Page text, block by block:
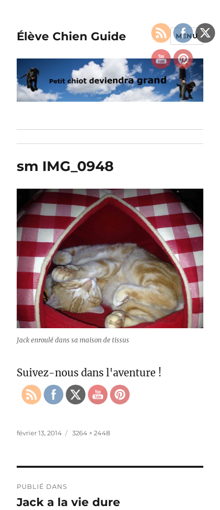
Élève Chien Guide MENU
sm IMG_0948
Jack enroulé dans sa maison de tissus
Suivez-nous dans l'aventure !
Publié
février 13, 2014
Taille
3264 × 2448
de
PUBLIÉ DANS
Jack a la vie dure